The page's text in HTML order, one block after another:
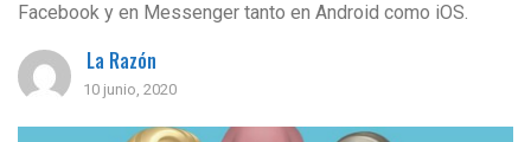
Facebook y en Messenger tanto en Android como iOS.
La Razón
10 junio, 2020